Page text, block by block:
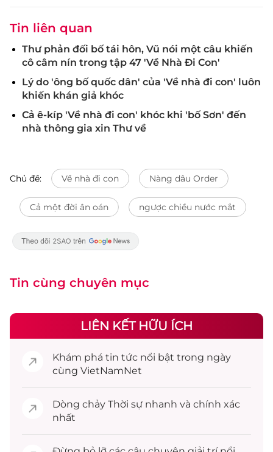
Tin liên quan
Thư phản đối bố tái hôn, Vũ nói một câu khiến
cô câm nín trong tập 47 'Về Nhà Đi Con'
Lý do 'ông bố quốc dân' của 'Về nhà đi con' luôn
khiến khán giả khóc
Cả ê-kíp 'Về nhà đi con' khóc khi 'bố Sơn' đến
nhà thông gia xin Thư về
Chủ đề: Về nhà đi con Nàng dâu Order
Cả một đời ân oán ngược chiều nước mắt
Tin cùng chuyên mục
LIÊN KẾT HỮU ÍCH
Khám phá tin tức nổi bật trong ngày
cùng VietNamNet
Dòng chảy Thời sự nhanh và chính xác
nhất